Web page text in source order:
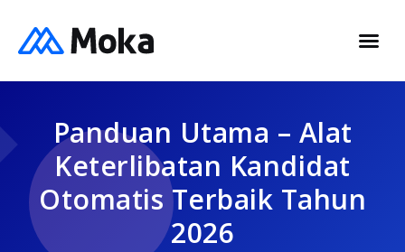
Panduan Utama – Alat
Keterlibatan Kandidat
Otomatis Terbaik Tahun
2026